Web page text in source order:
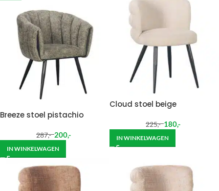
Breeze stoel pistachio
287,- 200,-
IN WINKELWAGEN
Cloud stoel beige
225,- 180,-
IN WINKELWAGEN